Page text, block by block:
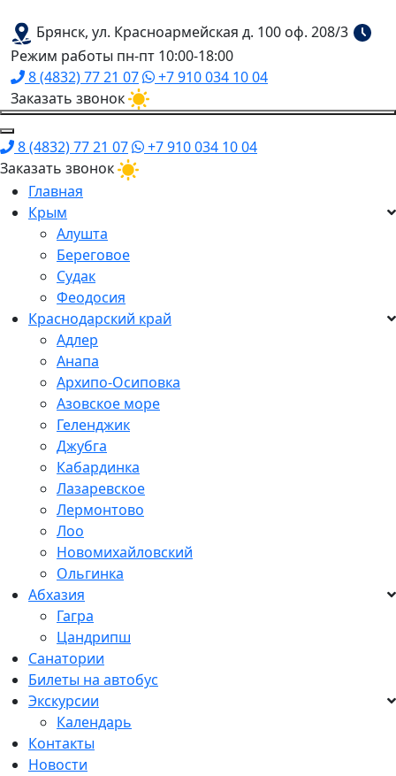
Брянск, ул. Красноармейская д. 100 оф. 208/3
Режим работы пн-пт 10:00-18:00
8 (4832) 77 21 07
+7 910 034 10 04
Заказать звонок
8 (4832) 77 21 07
+7 910 034 10 04
Заказать звонок
Главная
Крым
Алушта
Береговое
Судак
Феодосия
Краснодарский край
Адлер
Анапа
Архипо-Осиповка
Азовское море
Геленджик
Джубга
Кабардинка
Лазаревское
Лермонтово
Лоо
Новомихайловский
Ольгинка
Абхазия
Гагра
Цандрипш
Санатории
Билеты на автобус
Экскурсии
Календарь
Контакты
Новости